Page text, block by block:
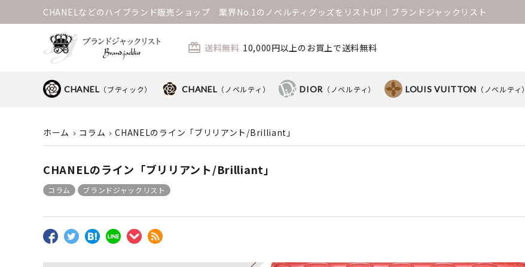
CHANELなどのハイブランド販売ショップ 業界No.1のノベルティグッズをリストUP│ブランドジャックリスト
card_giftcard 送料無料 10,000円以上のお買上で送料無料
CHANEL （ブティック） CHANEL （ノベルティ） DIOR （ノベルティ） LOUIS VUITTON （ノベルティ）
ホーム コラム CHANELのライン「ブリリアント/Brilliant」
CHANELのライン「ブリリアント/Brilliant」
コラム ブランドジャックリスト